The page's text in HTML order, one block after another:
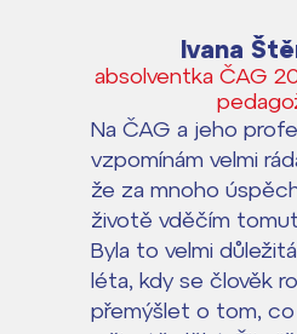
Na ČAG a jeho
vzpomínám velmi
že za mnoho
životě vděčím
Byla to velmi
léta, kdy se člověk
přemýšlet o tom,
Ivana
absolventka ČAG